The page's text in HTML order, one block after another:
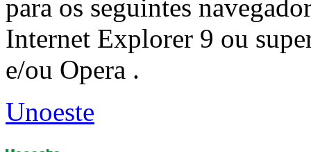
para os seguintes
Internet Explorer 9 ou
e/ou Opera .
Unoeste